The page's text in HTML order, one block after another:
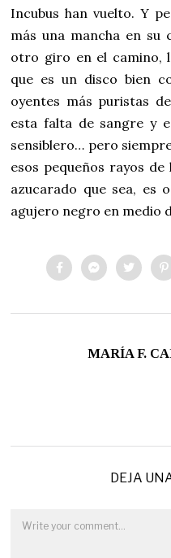
Incubus han vuelto. Y
más una mancha en su
otro giro en el camino,
que es un disco bien
oyentes más puristas
esta falta de sangre y
sensiblero… pero
esos pequeños rayos
azucarado que sea, es
agujero negro en medio
MARÍA F.
DEJA